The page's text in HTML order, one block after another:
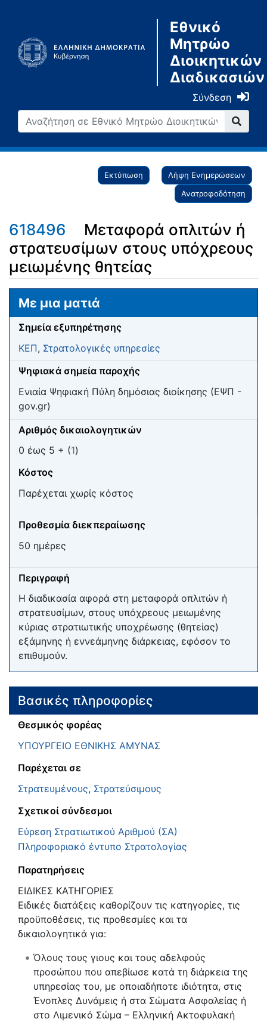
Εθνικό
Μητρώο
Διοικητικών
Διαδικασιών
Σύνδεση
Εκτύπωση
Λήψη Ενημερώσεων
Ανατροφοδότηση
618496
Μεταφορά οπλιτών ή
στρατευσίμων στους υπόχρεους
μειωμένης θητείας
Μετάβαση σε: πλοήγηση
Με μια ματιά
Σημεία εξυπηρέτησης
ΚΕΠ, Στρατολογικές υπηρεσίες
Ψηφιακά σημεία παροχής
Ενιαία Ψηφιακή Πύλη δημόσιας διοίκησης (ΕΨΠ -
gov.gr)
Αριθμός δικαιολογητικών
0 έως 5 + (1)
Κόστος
Παρέχεται χωρίς κόστος
Προθεσμία διεκπεραίωσης
50 ημέρες
Περιγραφή
Η διαδικασία αφορά στη μεταφορά οπλιτών ή
στρατευσίμων, στους υπόχρεους μειωμένης
κύριας στρατιωτικής υποχρέωσης (θητείας)
εξάμηνης ή εννεάμηνης διάρκειας, εφόσον το
επιθυμούν.
Βασικές πληροφορίες
Θεσμικός φορέας
ΥΠΟΥΡΓΕΙΟ ΕΘΝΙΚΗΣ ΑΜΥΝΑΣ
Παρέχεται σε
Στρατευμένους, Στρατεύσιμους
Σχετικοί σύνδεσμοι
Εύρεση Στρατιωτικού Αριθμού (ΣΑ)
Πληροφοριακό έντυπο Στρατολογίας
Παρατηρήσεις
ΕΙΔΙΚΕΣ ΚΑΤΗΓΟΡΙΕΣ
Ειδικές διατάξεις καθορίζουν τις κατηγορίες, τις
προϋποθέσεις, τις προθεσμίες και τα
δικαιολογητικά για:
Όλους τους γιους και τους αδελφούς
προσώπου που απεβίωσε κατά τη διάρκεια της
υπηρεσίας του, με οποιαδήποτε ιδιότητα, στις
Ένοπλες Δυνάμεις ή στα Σώματα Ασφαλείας ή
στο Λιμενικό Σώμα – Ελληνική Ακτοφυλακή